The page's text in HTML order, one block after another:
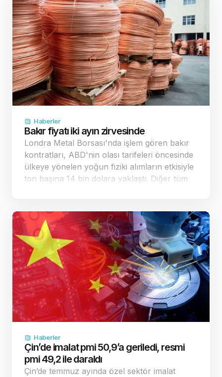
Haberler
Bakır fiyatı iki ayın zirvesinde
Londra Metal Borsası'nda işlem gören bakır
kontratları, ABD'nin olası tarifeleri öncesinde
ülkeye yönelen yoğun fiziki alımların etkisiyle
ton başına 14 bin dolara yaklaştı. Diğer tüm
Haberler
Çin’de imalat pmi 50,9’a geriledi, resmi
pmi 49,2 ile daraldı
Çin’de temmuz ayında özel sektör imalat